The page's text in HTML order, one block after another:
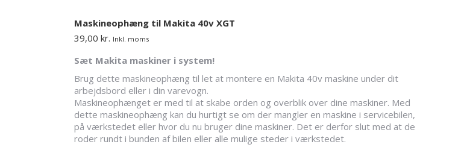
Maskineophæng til Makita 40v XGT
39,00 kr. Inkl. moms
Sæt Makita maskiner i system!
Brug dette maskineophæng til let at montere en Makita 40v maskine under dit
arbejdsbord eller i din varevogn.
Maskineophænget er med til at skabe orden og overblik over dine maskiner. Med
dette maskineophæng kan du hurtigt se om der mangler en maskine i servicebilen,
på værkstedet eller hvor du nu bruger dine maskiner. Det er derfor slut med at de
roder rundt i bunden af bilen eller alle mulige steder i værkstedet.